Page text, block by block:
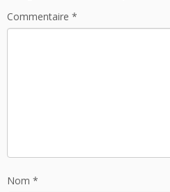
Commentaire *
Nom *